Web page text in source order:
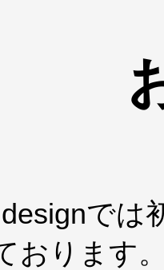
では
おります